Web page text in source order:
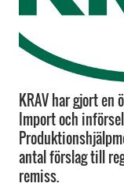
KRAV har gjort en
Import och
antal förslag till
remiss.